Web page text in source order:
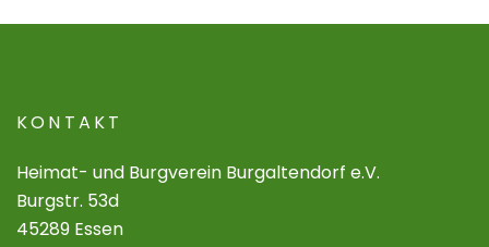
KONTAKT
Heimat- und Burgverein Burgaltendorf e.V.
Burgstr. 53d
45289 Essen